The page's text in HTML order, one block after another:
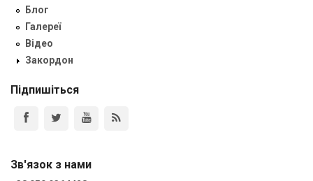
Блог
Галереї
Відео
Закордон
Підпишіться
Зв'язок з нами